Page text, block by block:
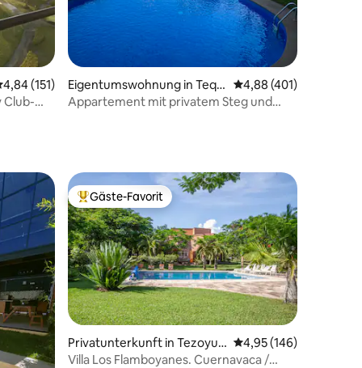
Bewertungen Bewertung: 4,84 von 5, 151 Bewertungen
4,84 (151)
Club-
Eigentumswohnung in Tequ
esquitengo
Durchschnittliche
4,88 (401)
Appartement mit privatem Steg und
Bewertungen
Beliebter Gäste-Favorit.
Gäste-Favorit
Privatunterkunft in Tezoyuc
a
Durchschnittliche
4,95 (146)
Villa Los Flamboyanes. Cuernavaca /